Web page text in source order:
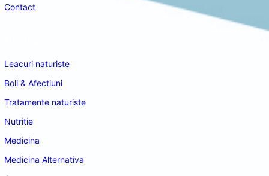
Contact
Leacuri naturiste
Boli & Afectiuni
Tratamente naturiste
Nutritie
Medicina
Medicina Alternativa